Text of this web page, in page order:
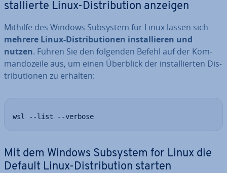
stal­lier­te Linux-Dis­tri­bu­ti­on anzeigen
Mithilfe des Windows Subsystem für Linux lassen sich
mehrere Linux-Dis­tri­bu­tio­nen in­stal­lie­ren und
nutzen. Führen Sie den folgenden Befehl auf der Kom­
man­do­zei­le aus, um einen Überblick der in­stal­lier­ten Dis­
tri­bu­tio­nen zu erhalten:
wsl --list --verbose
Mit dem Windows Subsystem for Linux die
Default Linux-Dis­tri­bu­ti­on starten